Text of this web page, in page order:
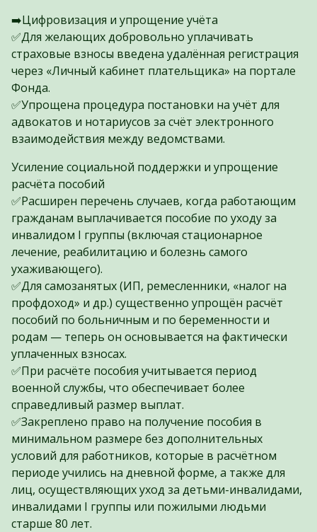
➡️Цифровизация и упрощение учёта
✅Для желающих добровольно уплачивать
страховые взносы введена удалённая регистрация
через «Личный кабинет плательщика» на портале
Фонда.
✅Упрощена процедура постановки на учёт для
адвокатов и нотариусов за счёт электронного
взаимодействия между ведомствами.
Усиление социальной поддержки и упрощение
расчёта пособий
✅Расширен перечень случаев, когда работающим
гражданам выплачивается пособие по уходу за
инвалидом I группы (включая стационарное
лечение, реабилитацию и болезнь самого
ухаживающего).
✅Для самозанятых (ИП, ремесленники, «налог на
профдоход» и др.) существенно упрощён расчёт
пособий по больничным и по беременности и
родам — теперь он основывается на фактически
уплаченных взносах.
✅При расчёте пособия учитывается период
военной службы, что обеспечивает более
справедливый размер выплат.
✅Закреплено право на получение пособия в
минимальном размере без дополнительных
условий для работников, которые в расчётном
периоде учились на дневной форме, а также для
лиц, осуществляющих уход за детьми-инвалидами,
инвалидами I группы или пожилыми людьми
старше 80 лет.